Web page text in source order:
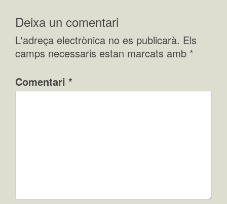
Deixa un comentari
L'adreça electrònica no es publicarà. Els
camps necessaris estan marcats amb *
Comentari *